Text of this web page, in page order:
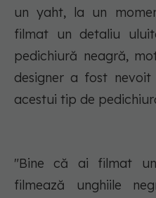
un yaht, la un
filmat un detaliu
pedichiură neagră,
designer a fost nevoit
acestui tip de
"Bine că ai filmat
filmează unghiile